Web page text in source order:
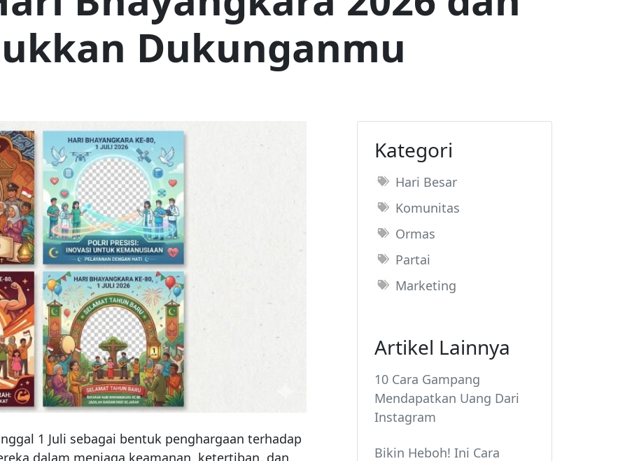
Dukunganmu
1 Juli sebagai bentuk penghargaan terhadap
dalam menjaga keamanan, ketertiban, dan
Kategori
Hari Besar
Komunitas
Ormas
Partai
Marketing
Artikel Lainnya
10 Cara Gampang
Mendapatkan Uang Dari
Instagram
Bikin Heboh! Ini Cara